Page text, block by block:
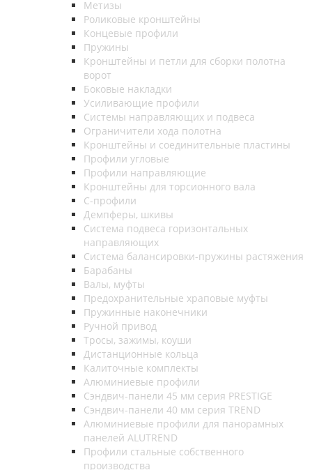
Метизы
Роликовые кронштейны
Концевые профили
Пружины
Кронштейны и петли для сборки полотна
ворот
Боковые накладки
Усиливающие профили
Системы направляющих и подвеса
Ограничители хода полотна
Кронштейны и соединительные пластины
Профили угловые
Профили направляющие
Кронштейны для торсионного вала
С-профили
Демпферы, шкивы
Система подвеса горизонтальных
направляющих
Система балансировки-пружины растяжения
Барабаны
Валы, муфты
Предохранительные храповые муфты
Пружинные наконечники
Ручной привод
Тросы, зажимы, коуши
Дистанционные кольца
Калиточные комплекты
Алюминиевые профили
Сэндвич-панели 45 мм серия PRESTIGE
Сэндвич-панели 40 мм серия TREND
Алюминиевые профили для панорамных
панелей ALUTREND
Профили стальные собственного
производства